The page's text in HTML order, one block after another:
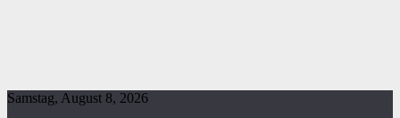
Samstag, August 8, 2026